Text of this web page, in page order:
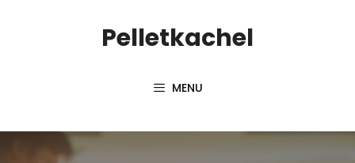
Pelletkachel
MENU